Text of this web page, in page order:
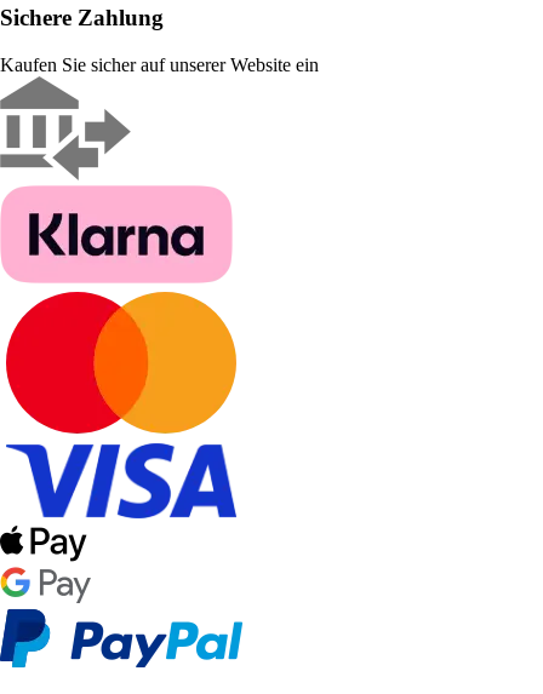
Sichere Zahlung
Kaufen Sie sicher auf unserer Website ein